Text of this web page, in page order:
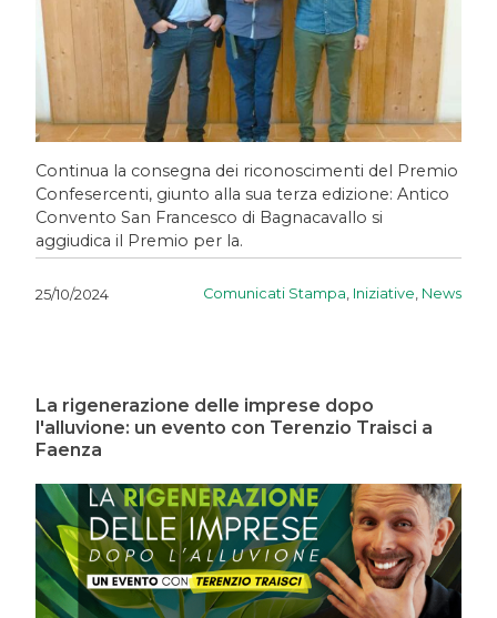
Continua la consegna dei riconoscimenti del Premio
Confesercenti, giunto alla sua terza edizione: Antico
Convento San Francesco di Bagnacavallo si
aggiudica il Premio per la.
25/10/2024 Comunicati Stampa, Iniziative, News
La rigenerazione delle imprese dopo
l'alluvione: un evento con Terenzio Traisci a
Faenza